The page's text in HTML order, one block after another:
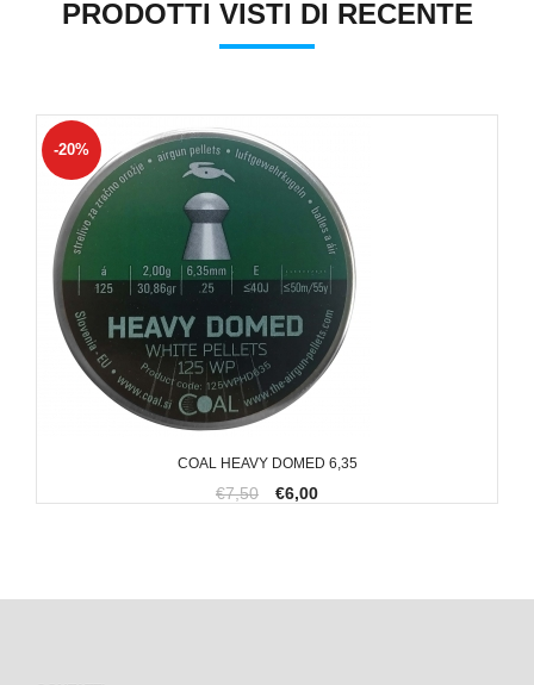
PRODOTTI VISTI DI RECENTE
COAL HEAVY DOMED 6,35
-20%
€7,50 €6,00